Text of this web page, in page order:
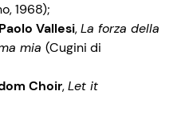
1968);
Paolo Vallesi,La forza della
mia (Cugini di
Choir,Let it